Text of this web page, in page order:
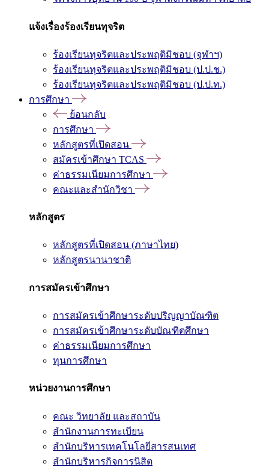
แจ้งเรื่องร้องเรียนทุจริต
ร้องเรียนทุจริตและประพฤติมิชอบ (จุฬาฯ)
ร้องเรียนทุจริตและประพฤติมิชอบ (ป.ป.ช.)
ร้องเรียนทุจริตและประพฤติมิชอบ (ป.ป.ท.)
การศึกษา
ย้อนกลับ
การศึกษา
หลักสูตรที่เปิดสอน
สมัครเข้าศึกษา TCAS
ค่าธรรมเนียมการศึกษา
คณะและสำนักวิชา
หลักสูตร
หลักสูตรที่เปิดสอน (ภาษาไทย)
หลักสูตรนานาชาติ
การสมัครเข้าศึกษา
การสมัครเข้าศึกษาระดับปริญญาบัณฑิต
การสมัครเข้าศึกษาระดับบัณฑิตศึกษา
ค่าธรรมเนียมการศึกษา
ทุนการศึกษา
หน่วยงานการศึกษา
คณะ วิทยาลัย และสถาบัน
สำนักงานการทะเบียน
สำนักบริหารเทคโนโลยีสารสนเทศ
สำนักบริหารกิจการนิสิต